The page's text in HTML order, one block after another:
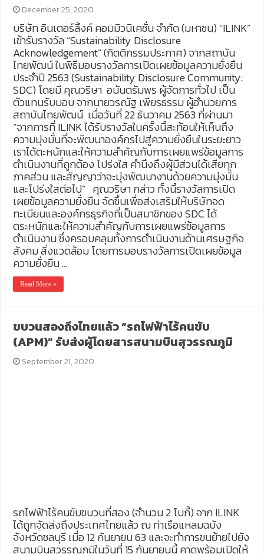
December 25, 2020
บริษัท อินเตอร์ลิ้งค์ คอมมิวนิเคชั่น จำกัด (มหาชน) “ILINK”
เข้ารับรางวัล “Sustainability Disclosure
Acknowledgement” (กิตติกรรมประกาศ) จากสถาบัน
ไทยพัฒน์ ในพิธีมอบรางวัลการเปิดเผยข้อมูลความยั่งยืน
ประจำปี 2563 (Sustainability Disclosure Community:
SDC) โดยมี คุณวริษา อนันตรัมพร ผู้จัดการทั่วไป เป็น
ตัวแทนรับมอบ จากนายวรณัฐ เพียรธรรม ผู้อำนวยการ
สถาบันไทยพัฒน์ เมื่อวันที่ 22 ธันวาคม 2563 ที่ผ่านมา
“จากการที่ ILINK ได้รับรางวัลในครั้งนี้สะท้อนให้เห็นถึง
ความมุ่งมั่นที่จะพัฒนาองค์กรไปสู่ความยั่งยืนในระยะยาว
เราได้ตะหนักและให้ความสำคัญกับการเผยแพร่ข้อมูลการ
ดำเนินงานที่ถูกต้อง โปร่งใส คำนึงถึงผู้มีส่วนได้เสียทุก
ภาคส่วน และสัญญาว่าจะมุ่งพัฒนางานด้วยความมุ่งมั่น
และโปร่งใสต่อไป” คุณวริษา กล่าว ทั้งนี้รางวัลการเปิด
เผยข้อมูลความยั่งยืน จัดขึ้นเพื่อส่งเสริมให้บริษัทจด
ทะเบียนและองค์กรธุรกิจที่เป็นสมาชิกของ SDC ได้
ตระหนักและให้ความสำคัญกับการเผยแพร่ข้อมูลการ
ดำเนินงาน ซึ่งครอบคลุมทั้งการดำเนินงานด้านเศรษฐกิจ
สังคม สิ่งแวดล้อม โดยการมอบรางวัลการเปิดเผยข้อมูล
ความยั่งยืน …
Read More »
ขบวนสองถึงไทยแล้ว “รถไฟฟ้าไร้คนขับ
(APM)” รับส่งผู้โดยสารสนามบินสุวรรณภูมิ
September 21, 2020
รถไฟฟ้าไร้คนขับขบวนที่สอง (จำนวน 2 โบกี้) จาก ILINK
ได้ถูกจัดส่งถึงประเทศไทยแล้ว ณ ท่าเรือแหลมฉบัง
จังหวัดชลบุรี เมื่อ 12 กันยายน 63 และจะทำการขนย้ายไปยัง
สนามบินสุวรรณภูมิในวันที่ 15 กันยายนนี้ คาดพร้อมเปิดให้